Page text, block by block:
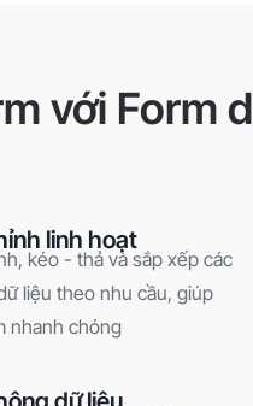
với Form
linh hoạt
kéo - thả và sắp xếp các
liệu theo nhu cầu, giúp
nhanh chóng